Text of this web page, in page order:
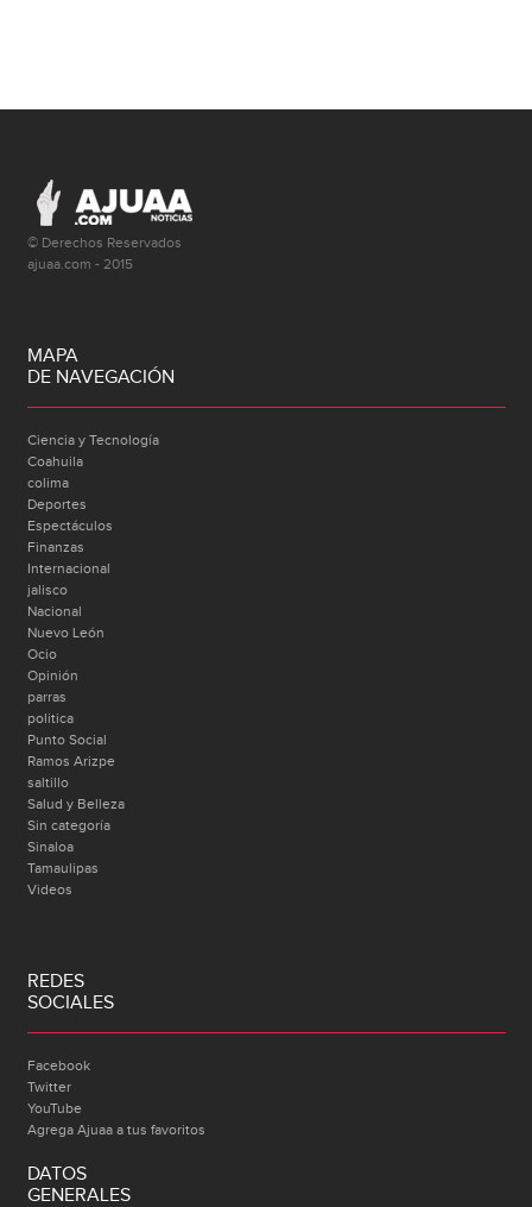
© Derechos Reservados
ajuaa.com - 2015
MAPA
DE NAVEGACIÓN
Ciencia y Tecnología
Coahuila
colima
Deportes
Espectáculos
Finanzas
Internacional
jalisco
Nacional
Nuevo León
Ocio
Opinión
parras
politica
Punto Social
Ramos Arizpe
saltillo
Salud y Belleza
Sin categoría
Sinaloa
Tamaulipas
Videos
REDES
SOCIALES
Facebook
Twitter
YouTube
Agrega Ajuaa a tus favoritos
DATOS
GENERALES